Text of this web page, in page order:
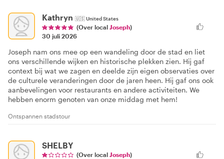
Kathryn 🇺🇸United States
(Over local Joseph)
30 juli 2026
Joseph nam ons mee op een wandeling door de stad en liet
ons verschillende wijken en historische plekken zien. Hij gaf
context bij wat we zagen en deelde zijn eigen observaties over
de culturele veranderingen door de jaren heen. Hij gaf ons ook
aanbevelingen voor restaurants en andere activiteiten. We
hebben enorm genoten van onze middag met hem!
Ontspannen stadstour
SHELBY
(Over local Joseph)